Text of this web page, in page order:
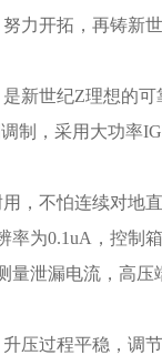
力开拓，再铸新世
新世纪Z理想的可
制，采用大功率
，不怕连续对地直
率为0.1uA，控制
量泄漏电流，高压
压过程平稳，调